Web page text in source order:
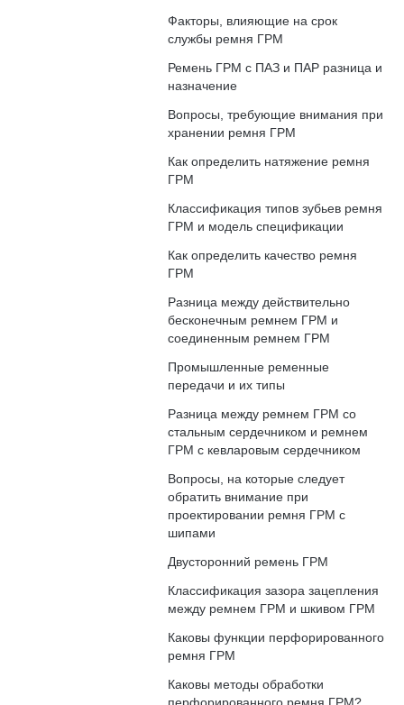
Факторы, влияющие на срок
службы ремня ГРМ
Ремень ГРМ с ПАЗ и ПАР разница и
назначение
Вопросы, требующие внимания при
хранении ремня ГРМ
Как определить натяжение ремня
ГРМ
Классификация типов зубьев ремня
ГРМ и модель спецификации
Как определить качество ремня
ГРМ
Разница между действительно
бесконечным ремнем ГРМ и
соединенным ремнем ГРМ
Промышленные ременные
передачи и их типы
Разница между ремнем ГРМ со
стальным сердечником и ремнем
ГРМ с кевларовым сердечником
Вопросы, на которые следует
обратить внимание при
проектировании ремня ГРМ с
шипами
Двусторонний ремень ГРМ
Классификация зазора зацепления
между ремнем ГРМ и шкивом ГРМ
Каковы функции перфорированного
ремня ГРМ
Каковы методы обработки